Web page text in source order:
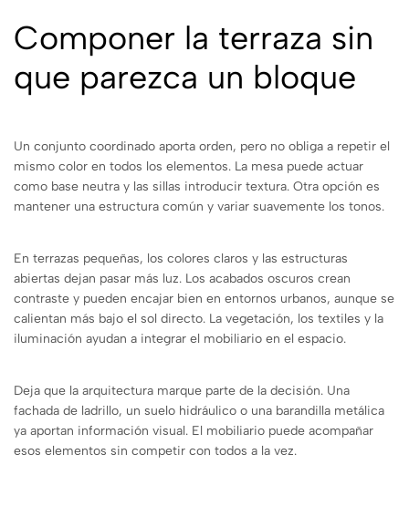
Componer la terraza sin
que parezca un bloque
Un conjunto coordinado aporta orden, pero no obliga a repetir el
mismo color en todos los elementos. La mesa puede actuar
como base neutra y las sillas introducir textura. Otra opción es
mantener una estructura común y variar suavemente los tonos.
En terrazas pequeñas, los colores claros y las estructuras
abiertas dejan pasar más luz. Los acabados oscuros crean
contraste y pueden encajar bien en entornos urbanos, aunque se
calientan más bajo el sol directo. La vegetación, los textiles y la
iluminación ayudan a integrar el mobiliario en el espacio.
Deja que la arquitectura marque parte de la decisión. Una
fachada de ladrillo, un suelo hidráulico o una barandilla metálica
ya aportan información visual. El mobiliario puede acompañar
esos elementos sin competir con todos a la vez.